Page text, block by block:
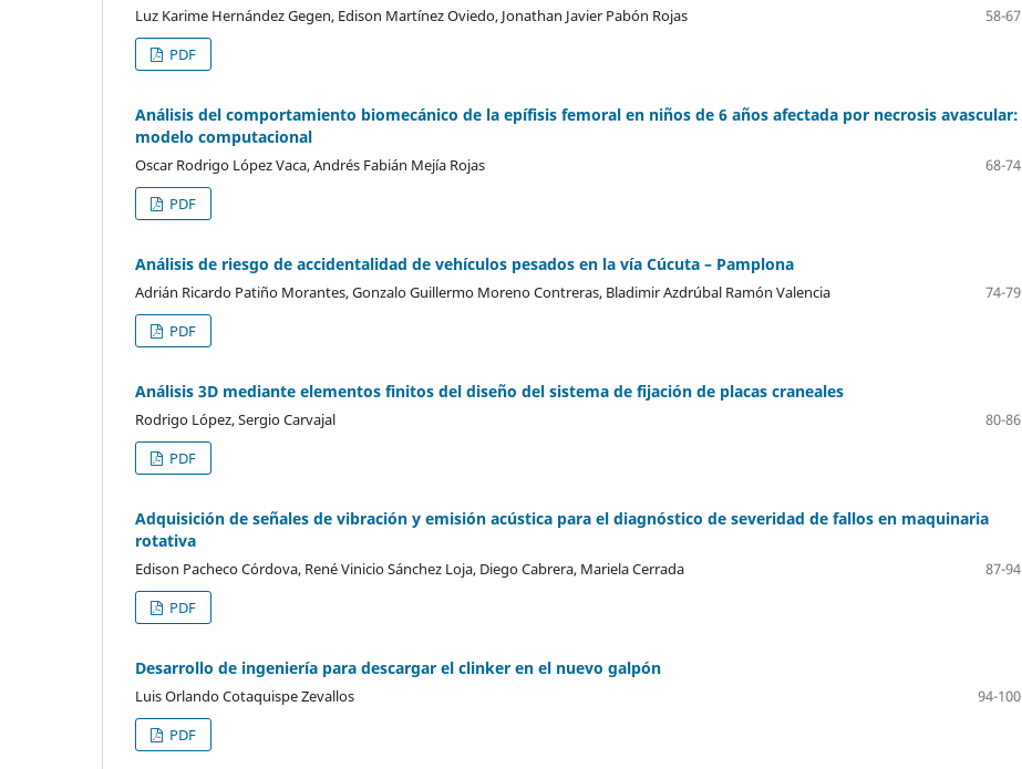
Luz Karime Hernández Gegen, Edison Martínez Oviedo, Jonathan Javier Pabón Rojas
58-67
PDF
Análisis del comportamiento biomecánico de la epífisis femoral en niños de 6 años afectada por necrosis avascular:
modelo computacional
Oscar Rodrigo López Vaca, Andrés Fabián Mejía Rojas
68-74
PDF
Análisis de riesgo de accidentalidad de vehículos pesados en la vía Cúcuta – Pamplona
Adrián Ricardo Patiño Morantes, Gonzalo Guillermo Moreno Contreras, Bladimir Azdrúbal Ramón Valencia
74-79
PDF
Análisis 3D mediante elementos finitos del diseño del sistema de fijación de placas craneales
Rodrigo López, Sergio Carvajal
80-86
PDF
Adquisición de señales de vibración y emisión acústica para el diagnóstico de severidad de fallos en maquinaria
rotativa
Edison Pacheco Córdova, René Vinicio Sánchez Loja, Diego Cabrera, Mariela Cerrada
87-94
PDF
Desarrollo de ingeniería para descargar el clinker en el nuevo galpón
Luis Orlando Cotaquispe Zevallos
94-100
PDF